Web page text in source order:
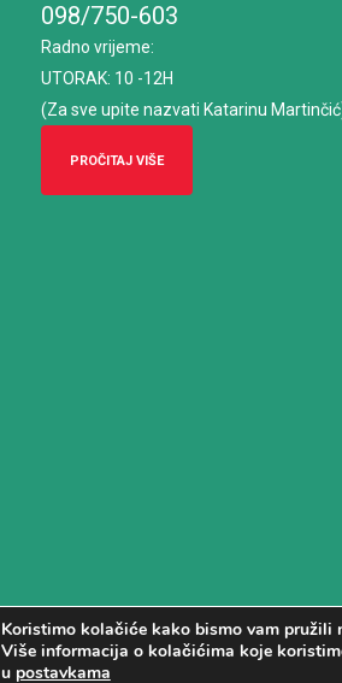
Koristimo kolačiće kako bismo vam
Više informacija o kolačićima koje
u postavkama
098/750-603
Radno vrijeme:
UTORAK: 10 -12H
(Za sve upite nazvati Katarinu
PROČITAJ VIŠE